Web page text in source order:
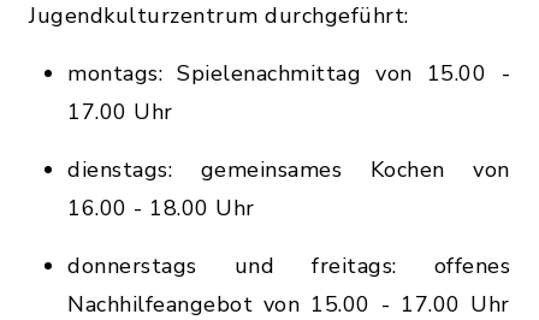
Jugendkulturzentrum durchgeführt:
montags: Spielenachmittag von 15.00 -
17.00 Uhr
dienstags: gemeinsames Kochen von
16.00 - 18.00 Uhr
donnerstags und freitags: offenes
Nachhilfeangebot von 15.00 - 17.00 Uhr